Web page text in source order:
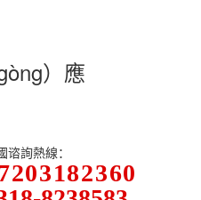
）應
谘詢熱線：